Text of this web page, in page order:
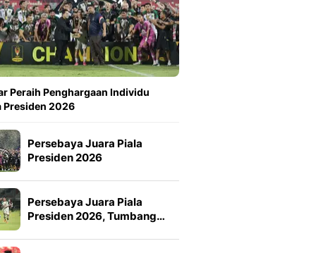
Peraih Penghargaan Individu
Presiden 2026
Persebaya Juara Piala
Presiden 2026
Persebaya Juara Piala
Presiden 2026, Tumbang…